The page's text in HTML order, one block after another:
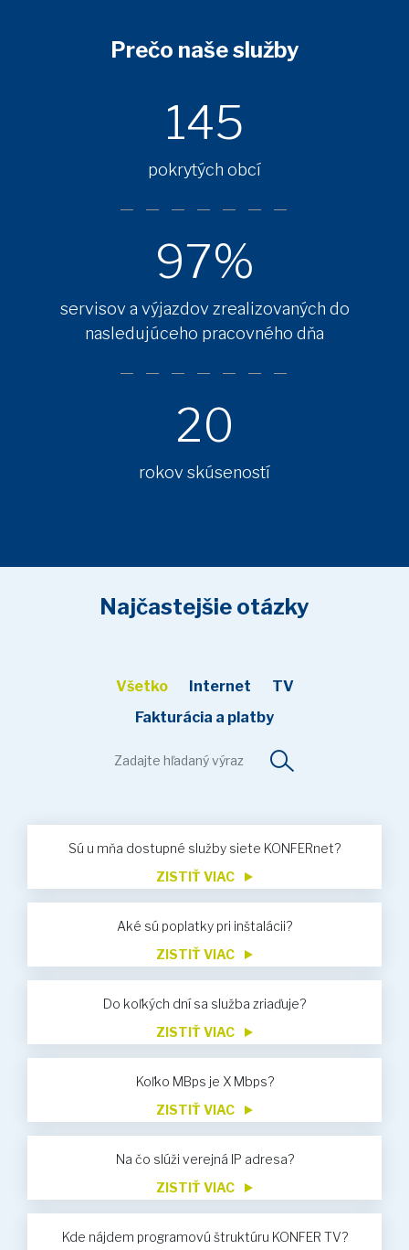
Prečo naše služby
145
pokrytých obcí
97%
servisov a výjazdov zrealizovaných do
nasledujúceho pracovného dňa
20
rokov skúseností
Najčastejšie otázky
Všetko Internet
TV
Fakturácia a platby
Sú u mňa dostupné služby siete KONFERnet?
ZISTIŤ VIAC
Aké sú poplatky pri inštalácii?
ZISTIŤ VIAC
Do koľkých dní sa služba zriaďuje?
ZISTIŤ VIAC
Koľko MBps je X Mbps?
ZISTIŤ VIAC
Na čo slúži verejná IP adresa?
ZISTIŤ VIAC
Kde nájdem programovú štruktúru KONFER TV?